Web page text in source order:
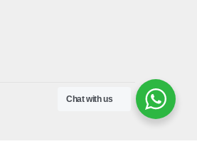
Chat with us